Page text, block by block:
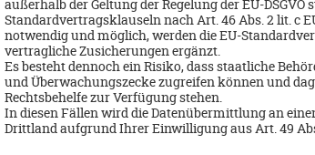
Auch hier herrscht reges Nachtleben auf
wieder jede Menge Möglichkeiten Shoppen zu
Über mich